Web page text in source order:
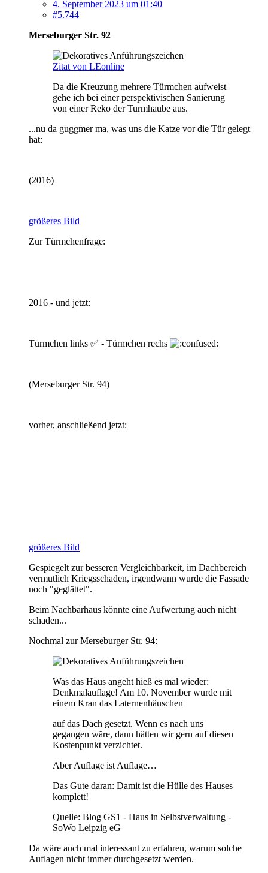
4. September 2023 um 01:40
#5.744
Merseburger Str. 92
Zitat von LEonline
Da die Kreuzung mehrere Türmchen aufweist
gehe ich bei einer perspektivischen Sanierung
von einer Reko der Turmhaube aus.
...nu da guggmer ma, was uns die Katze vor die Tür gelegt
hat:
(2016)
größeres Bild
Zur Türmchenfrage:
2016 - und jetzt:
Türmchen links ✅ - Türmchen rechs
(Merseburger Str. 94)
vorher, anschließend jetzt:
größeres Bild
Gespiegelt zur besseren Vergleichbarkeit, im Dachbereich
vermutlich Kriegsschaden, irgendwann wurde die Fassade
noch "geglättet".
Beim Nachbarhaus könnte eine Aufwertung auch nicht
schaden...
Nochmal zur Merseburger Str. 94:
Was das Haus angeht hieß es mal wieder:
Denkmalauflage! Am 10. November wurde mit
einem Kran das Laternenhäuschen
auf das Dach gesetzt. Wenn es nach uns
gegangen wäre, dann hätten wir gern auf diesen
Kostenpunkt verzichtet.
Aber Auflage ist Auflage…
Das Gute daran: Damit ist die Hülle des Hauses
komplett!
Quelle: Blog GS1 - Haus in Selbstverwaltung -
SoWo Leipzig eG
Da wäre auch mal interessant zu erfahren, warum solche
Auflagen nicht immer durchgesetzt werden.